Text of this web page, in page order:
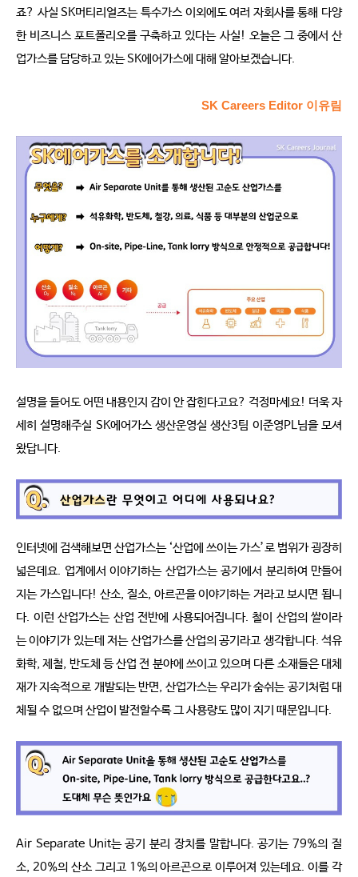
죠? 사실 SK머티리얼즈는 특수가스 이외에도 여러 자회사를 통해 다양
한 비즈니스 포트폴리오를 구축하고 있다는 사실! 오늘은 그 중에서 산
업가스를 담당하고 있는 SK에어가스에 대해 알아보겠습니다.
SK Careers Editor 이유림
설명을 들어도 어떤 내용인지 감이 안 잡힌다고요? 걱정마세요! 더욱 자
세히 설명해주실 SK에어가스 생산운영실 생산3팀 이준영PL님을 모셔
왔답니다.
인터넷에 검색해보면 산업가스는 ‘산업에 쓰이는 가스’로 범위가 굉장히
넓은데요. 업계에서 이야기하는 산업가스는 공기에서 분리하여 만들어
지는 가스입니다! 산소, 질소, 아르곤을 이야기하는 거라고 보시면 됩니
다. 이런 산업가스는 산업 전반에 사용되어집니다. 철이 산업의 쌀이라
는 이야기가 있는데 저는 산업가스를 산업의 공기라고 생각합니다. 석유
화학, 제철, 반도체 등 산업 전 분야에 쓰이고 있으며 다른 소재들은 대체
재가 지속적으로 개발되는 반면, 산업가스는 우리가 숨쉬는 공기처럼 대
체될 수 없으며 산업이 발전할수록 그 사용량도 많이 지기 때문입니다.
Air Separate Unit는 공기 분리 장치를 말합니다. 공기는 79%의 질
소, 20%의 산소 그리고 1%의 아르곤으로 이루어져 있는데요. 이를 각